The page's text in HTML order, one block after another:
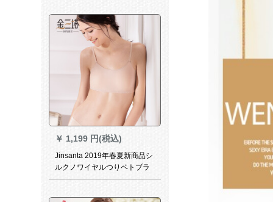
￥ 1,199 円(税込)
Jinsanta 2019年春夏新商品シ
ルクノワイヤルつりベトブラ
ジャ形が见えないか、バート